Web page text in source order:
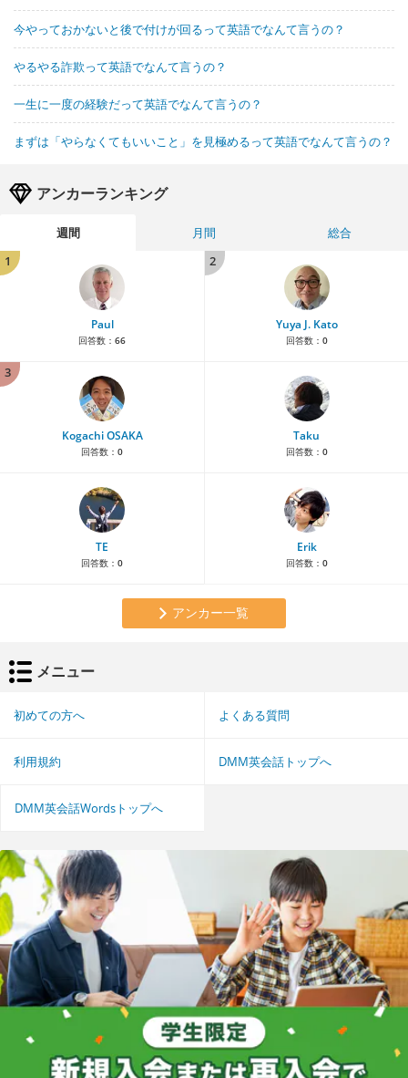
今やっておかないと後で付けが回るって英語でなんて言うの？
やるやる詐欺って英語でなんて言うの？
一生に一度の経験だって英語でなんて言うの？
まずは「やらなくてもいいこと」を見極めるって英語でなんて言うの？
アンカーランキング
週間 月間
総合
1
Paul
回答数： 66
2
Yuya J. Kato
回答数： 0
3
Kogachi OSAKA
回答数： 0
Taku
回答数： 0
TE
回答数： 0
Erik
回答数： 0
アンカー一覧
メニュー
初めての方へ よくある質問
利用規約 DMM英会話トップへ
DMM英会話Wordsトップへ